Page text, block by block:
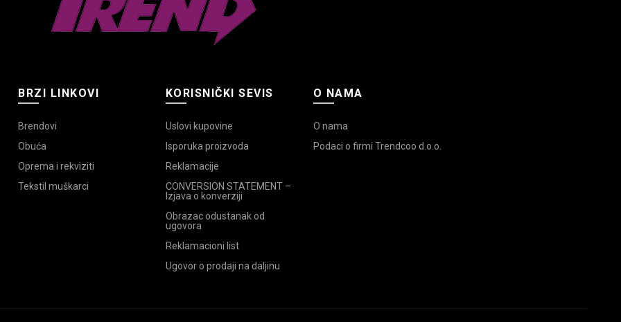
BRZI LINKOVI
Brendovi
Obuća
Oprema i rekviziti
Tekstil muškarci
KORISNIČKI SEVIS
Uslovi kupovine
Isporuka proizvoda
Reklamacije
CONVERSION STATEMENT –
Izjava o konverziji
Obrazac odustanak od
ugovora
Reklamacioni list
Ugovor o prodaji na daljinu
O NAMA
O nama
Podaci o firmi Trendcoo d.o.o.